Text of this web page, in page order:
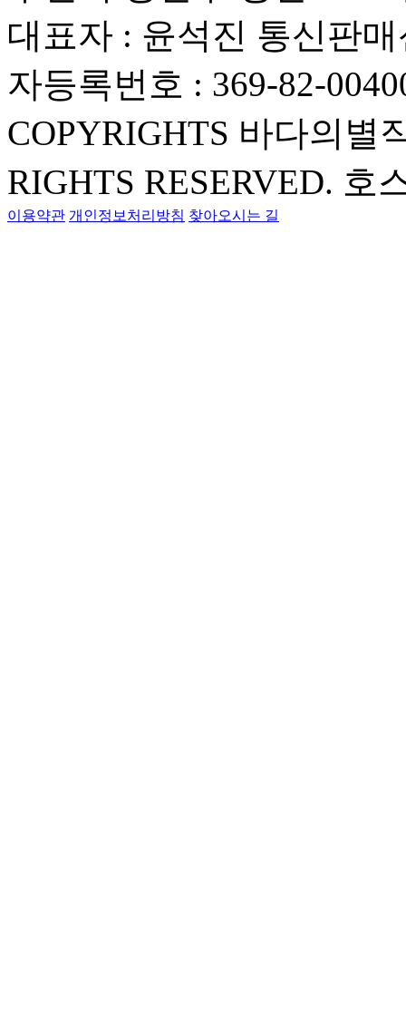
대표자 : 윤석진 통신판
자등록번호 : 369-82-
COPYRIGHTS 바다의별
RIGHTS RESERVED. 호
이용약관 개인정보처리방침 찾아오시는 길